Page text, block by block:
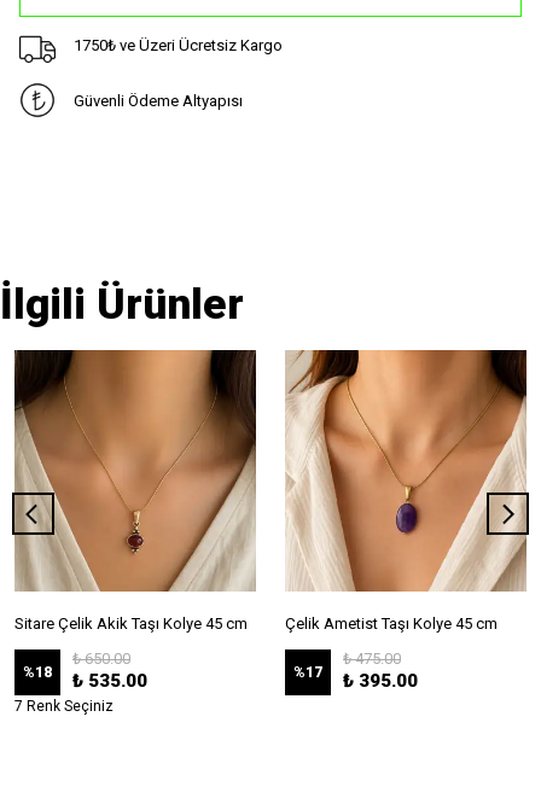
1750₺ ve Üzeri Ücretsiz Kargo
Güvenli Ödeme Altyapısı
İlgili Ürünler
Sitare Çelik Akik Taşı Kolye 45 cm
%18
₺ 650.00
₺ 535.00
7 Renk Seçiniz
Çelik Ametist Taşı Kolye 45 cm
%17
₺ 475.00
₺ 395.00